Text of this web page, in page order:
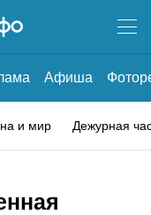
Афиша
и мир Дежурная